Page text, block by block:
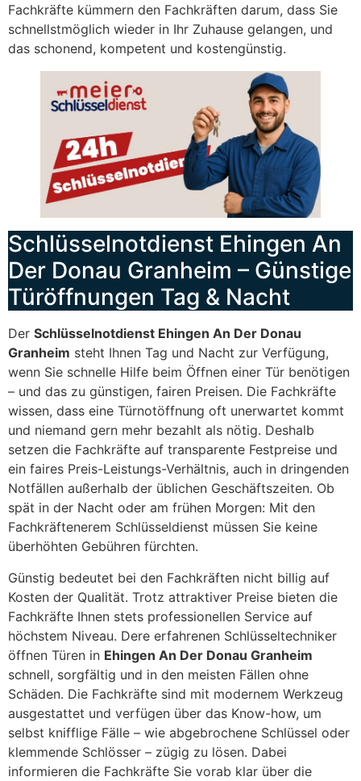
Fachkräfte kümmern den Fachkräften darum, dass Sie
schnellstmöglich wieder in Ihr Zuhause gelangen, und
das schonend, kompetent und kostengünstig.
Schlüsselnotdienst Ehingen An
Der Donau Granheim – Günstige
Türöffnungen Tag & Nacht
Der Schlüsselnotdienst Ehingen An Der Donau
Granheim steht Ihnen Tag und Nacht zur Verfügung,
wenn Sie schnelle Hilfe beim Öffnen einer Tür benötigen
– und das zu günstigen, fairen Preisen. Die Fachkräfte
wissen, dass eine Türnotöffnung oft unerwartet kommt
und niemand gern mehr bezahlt als nötig. Deshalb
setzen die Fachkräfte auf transparente Festpreise und
ein faires Preis-Leistungs-Verhältnis, auch in dringenden
Notfällen außerhalb der üblichen Geschäftszeiten. Ob
spät in der Nacht oder am frühen Morgen: Mit den
Fachkräftenerem Schlüsseldienst müssen Sie keine
überhöhten Gebühren fürchten.
Günstig bedeutet bei den Fachkräften nicht billig auf
Kosten der Qualität. Trotz attraktiver Preise bieten die
Fachkräfte Ihnen stets professionellen Service auf
höchstem Niveau. Dere erfahrenen Schlüsseltechniker
öffnen Türen in Ehingen An Der Donau Granheim
schnell, sorgfältig und in den meisten Fällen ohne
Schäden. Die Fachkräfte sind mit modernem Werkzeug
ausgestattet und verfügen über das Know-how, um
selbst knifflige Fälle – wie abgebrochene Schlüssel oder
klemmende Schlösser – zügig zu lösen. Dabei
informieren die Fachkräfte Sie vorab klar über die